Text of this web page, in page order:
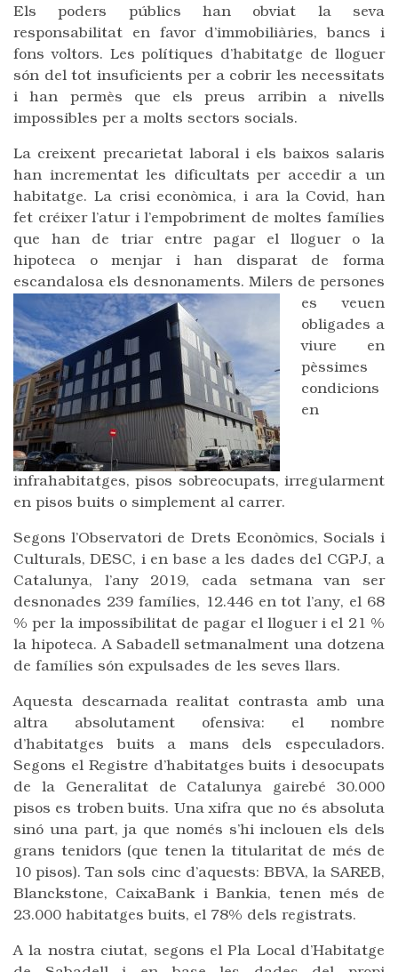
Els poders públics han obviat la seva
responsabilitat en favor d’immobiliàries, bancs i
fons voltors. Les polítiques d’habitatge de lloguer
són del tot insuficients per a cobrir les necessitats
i han permès que els preus arribin a nivells
impossibles per a molts sectors socials.
La creixent precarietat laboral i els baixos salaris
han incrementat les dificultats per accedir a un
habitatge. La crisi econòmica, i ara la Covid, han
fet créixer l’atur i l’empobriment de moltes famílies
que han de triar entre pagar el lloguer o la
hipoteca o menjar i han disparat de forma
escandalosa els desnonaments. Milers de persones
es veuen
obligades a
viure en
pèssimes
condicions
en
infrahabitatges, pisos sobreocupats, irregularment
en pisos buits o simplement al carrer.
Segons l’Observatori de Drets Econòmics, Socials i
Culturals, DESC, i en base a les dades del CGPJ, a
Catalunya, l’any 2019, cada setmana van ser
desnonades 239 famílies, 12.446 en tot l’any, el 68
% per la impossibilitat de pagar el lloguer i el 21 %
la hipoteca. A Sabadell setmanalment una dotzena
de famílies són expulsades de les seves llars.
Aquesta descarnada realitat contrasta amb una
altra absolutament ofensiva: el nombre
d’habitatges buits a mans dels especuladors.
Segons el Registre d’habitatges buits i desocupats
de la Generalitat de Catalunya gairebé 30.000
pisos es troben buits. Una xifra que no és absoluta
sinó una part, ja que només s’hi inclouen els dels
grans tenidors (que tenen la titularitat de més de
10 pisos). Tan sols cinc d’aquests: BBVA, la SAREB,
Blanckstone, CaixaBank i Bankia, tenen més de
23.000 habitatges buits, el 78% dels registrats.
A la nostra ciutat, segons el Pla Local d’Habitatge